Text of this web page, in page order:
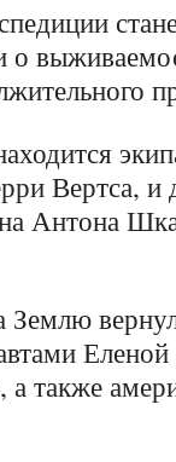
Вертса, и
Антона
Еленой
также